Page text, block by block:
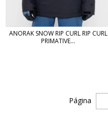
ANORAK SNOW RIP CURL RIP CURL
PRIMATIVE...
Página